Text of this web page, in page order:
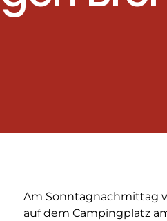
Am Sonntagnachmittag
auf dem Campingplatz